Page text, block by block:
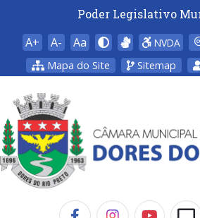
Poder Legislativo
A+ A- Aa NVDA
Mapa do Site
Sitemap